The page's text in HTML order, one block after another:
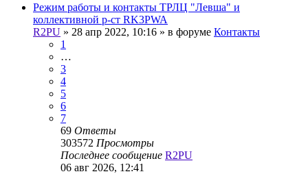
Режим работы и контакты ТРЛЦ "Левша" и
коллективной р-ст RK3PWA
R2PU » 28 апр 2022, 10:16 » в форуме Контакты
1
…
3
4
5
6
7
69 Ответы
303572 Просмотры
Последнее сообщение R2PU
06 авг 2026, 12:41